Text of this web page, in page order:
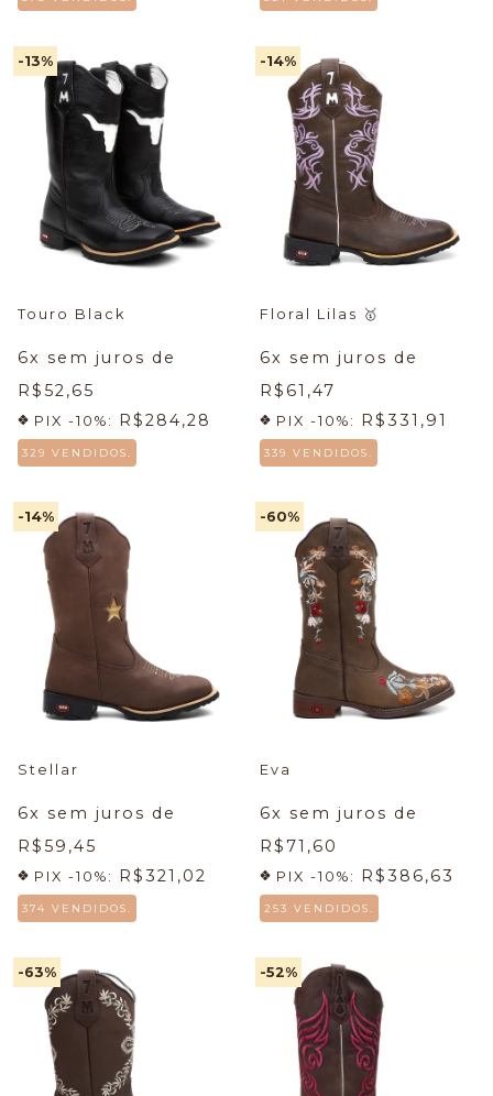
-13%
Touro Black
6x sem juros de
R$52,65
PIX -10%: R$284,28
329 VENDIDOS.
-14%
Floral Lilas 🥇
6x sem juros de
R$61,47
PIX -10%: R$331,91
339 VENDIDOS.
-14%
Stellar
6x sem juros de
R$59,45
PIX -10%: R$321,02
374 VENDIDOS.
-60%
Eva
6x sem juros de
R$71,60
PIX -10%: R$386,63
253 VENDIDOS.
-63% -52%